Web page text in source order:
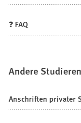
❓ FAQ
Andere
Anschriften privater